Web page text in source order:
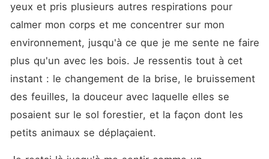
yeux et pris plusieurs autres respirations pour
calmer mon corps et me concentrer sur mon
environnement, jusqu'à ce que je me sente ne faire
plus qu'un avec les bois. Je ressentis tout à cet
instant : le changement de la brise, le bruissement
des feuilles, la douceur avec laquelle elles se
posaient sur le sol forestier, et la façon dont les
petits animaux se déplaçaient.